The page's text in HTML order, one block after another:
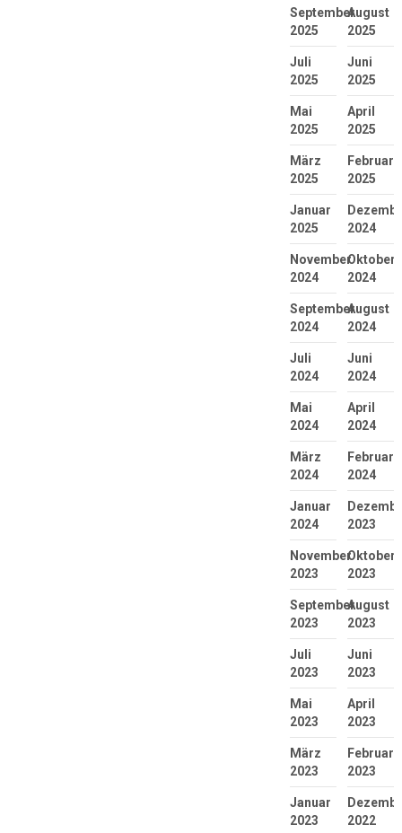
September
2025
August
2025
Juli
2025
Juni
2025
Mai
2025
April
2025
März
2025
Februar
2025
Januar
2025
2024
November
2024
Oktober
2024
September
2024
August
2024
Juli
2024
Juni
2024
Mai
2024
April
2024
März
2024
Februar
2024
Januar
2024
2023
November
2023
Oktober
2023
September
2023
August
2023
Juli
2023
Juni
2023
Mai
2023
April
2023
März
2023
Februar
2023
Januar
2023
2022